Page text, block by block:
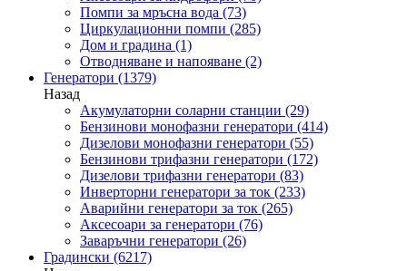
Помпи за мръсна вода (73)
Циркулационни помпи (285)
Дом и градина (1)
Отводняване и напояване (2)
Генератори (1379)
Назад
Акумулаторни соларни станции (29)
Бензинови монофазни генератори (414)
Дизелови монофазни генератори (55)
Бензинови трифазни генератори (172)
Дизелови трифазни генератори (83)
Инверторни генератори за ток (233)
Аварийни генератори за ток (265)
Аксесоари за генератори (76)
Заваръчни генератори (26)
Градински (6217)